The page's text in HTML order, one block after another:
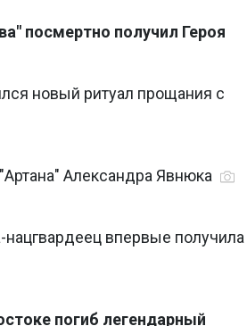
посмертно получил Героя
новый ритуал прощания с
Александра Явнюка
впервые получила
погиб легендарный